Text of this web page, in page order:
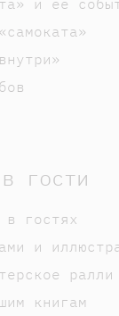
гости
в гостях
и
ралли
книгам